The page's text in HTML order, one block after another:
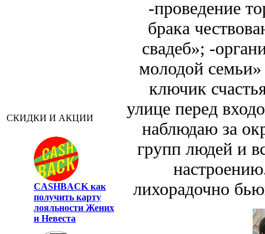
СКИДКИ И АКЦИИ
CASHBACK как
получить карту
лояльности Жених
и Невеста
-проведение
брака
свадеб»; -
молодой
ключик
улице перед
наблюдаю за
групп людей и
лихорадочно